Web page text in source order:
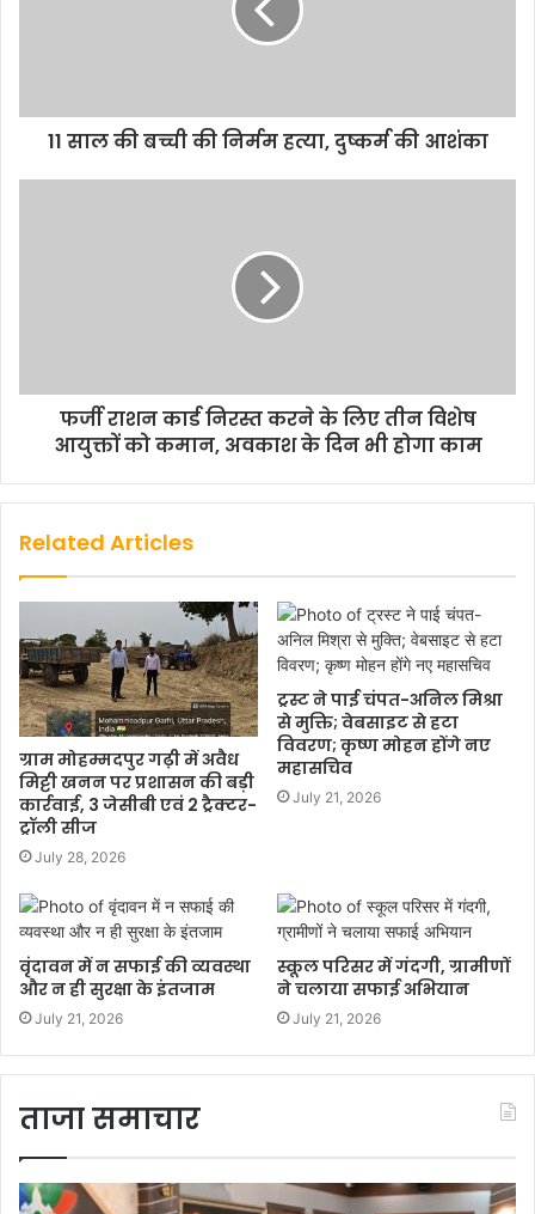
11 साल की बच्ची की निर्मम हत्या, दुष्कर्म की आशंका
फर्जी राशन कार्ड निरस्त करने के लिए तीन विशेष
आयुक्तों को कमान, अवकाश के दिन भी होगा काम
Related Articles
ग्राम मोहम्मदपुर गढ़ी में अवैध
मिट्टी खनन पर प्रशासन की बड़ी
कार्रवाई, 3 जेसीबी एवं 2 ट्रैक्टर-
ट्रॉली सीज
July 28, 2026
ट्रस्ट ने पाई चंपत-अनिल मिश्रा
से मुक्ति; वेबसाइट से हटा
विवरण; कृष्ण मोहन होंगे नए
महासचिव
July 21, 2026
वृंदावन में न सफाई की व्यवस्था
और न ही सुरक्षा के इंतजाम
July 21, 2026
स्कूल परिसर में गंदगी, ग्रामीणों
ने चलाया सफाई अभियान
July 21, 2026
ताजा समाचार